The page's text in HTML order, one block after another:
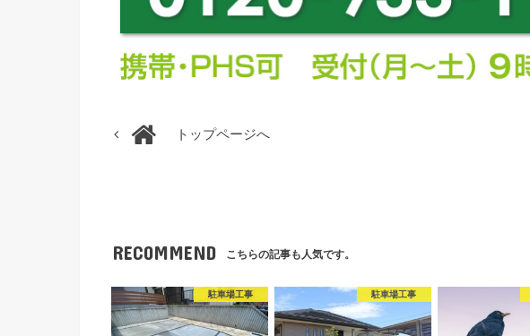
トップページへ
RECOMMEND こちらの記事も人気です。
駐車場工事 駐車場工事